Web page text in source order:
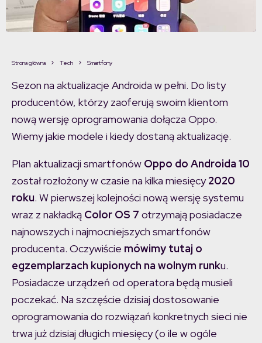
Strona główna Tech Smartfony
Sezon na aktualizacje Androida w pełni. Do listy
producentów, którzy zaoferują swoim klientom
nową wersję oprogramowania dołącza Oppo.
Wiemy jakie modele i kiedy dostaną aktualizację.
Plan aktualizacji smartfonów Oppo do Androida 10
został rozłożony w czasie na kilka miesięcy2020
roku. W pierwszej kolejności nową wersję systemu
wraz z nakładką Color OS 7 otrzymają posiadacze
najnowszych i najmocniejszych smartfonów
producenta. Oczywiście mówimy tutaj o
egzemplarzach kupionych na wolnym runku.
Posiadacze urządzeń od operatora będą musieli
poczekać. Na szczęście dzisiaj dostosowanie
oprogramowania do rozwiązań konkretnych sieci nie
trwa już dzisiaj długich miesięcy (o ile w ogóle